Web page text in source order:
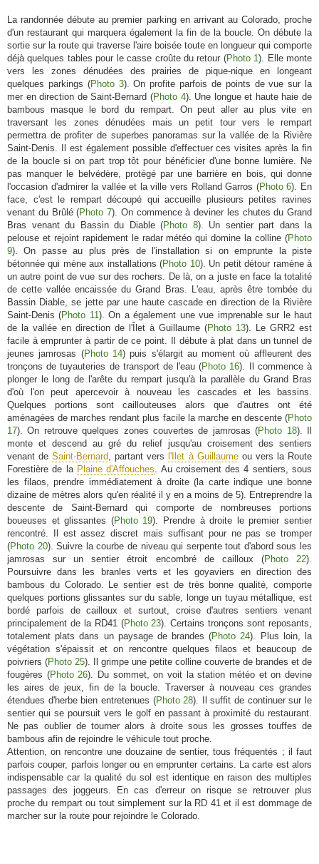
La randonnée débute au premier parking en arrivant au Colorado, proche
d'un restaurant qui marquera également la fin de la boucle. On débute la
sortie sur la route qui traverse l'aire boisée toute en longueur qui comporte
déjà quelques tables pour le casse croûte du retour (Photo 1). Elle monte
vers les zones dénudées des prairies de pique-nique en longeant
quelques parkings (Photo 3). On profite parfois de points de vue sur la
mer en direction de Saint-Bernard (Photo 4). Une longue et haute haie de
bambous masque le bord du rempart. On peut aller au plus vite en
traversant les zones dénudées mais un petit tour vers le rempart
permettra de profiter de superbes panoramas sur la vallée de la Rivière
Saint-Denis. Il est également possible d'effectuer ces visites après la fin
de la boucle si on part trop tôt pour bénéficier d'une bonne lumière. Ne
pas manquer le belvédère, protégé par une barrière en bois, qui donne
l'occasion d'admirer la vallée et la ville vers Rolland Garros (Photo 6). En
face, c'est le rempart découpé qui accueille plusieurs petites ravines
venant du Brûlé (Photo 7). On commence à deviner les chutes du Grand
Bras venant du Bassin du Diable (Photo 8). Un sentier part dans la
pelouse et rejoint rapidement le radar météo qui domine la colline (Photo
9). On passe au plus près de l'installation si on emprunte la piste
bétonnée qui mène aux installations (Photo 10). Un petit détour ramène à
un autre point de vue sur des rochers. De là, on a juste en face la totalité
de cette vallée encaissée du Grand Bras. L'eau, après être tombée du
Bassin Diable, se jette par une haute cascade en direction de la Rivière
Saint-Denis (Photo 11). On a également une vue imprenable sur le haut
de la vallée en direction de l'Îlet à Guillaume (Photo 13). Le GRR2 est
facile à emprunter à partir de ce point. Il débute à plat dans un tunnel de
jeunes jamrosas (Photo 14) puis s'élargit au moment où affleurent des
tronçons de tuyauteries de transport de l'eau (Photo 16). Il commence à
plonger le long de l'arête du rempart jusqu'à la parallèle du Grand Bras
d'où l'on peut apercevoir à nouveau les cascades et les bassins.
Quelques portions sont caillouteuses alors que d'autres ont été
aménagées de marches rendant plus facile la marche en descente (Photo
17). On retrouve quelques zones couvertes de jamrosas (Photo 18). Il
monte et descend au gré du relief jusqu'au croisement des sentiers
venant deSaint-Bernard , partant versl'Ilet à Guillaumeou vers la Route
Forestière de la Plaine d'Affouches . Au croisement des 4 sentiers, sous
les filaos, prendre immédiatement à droite (la carte indique une bonne
dizaine de mètres alors qu'en réalité il y en a moins de 5). Entreprendre la
descente de Saint-Bernard qui comporte de nombreuses portions
boueuses et glissantes (Photo 19). Prendre à droite le premier sentier
rencontré. Il est assez discret mais suffisant pour ne pas se tromper
(Photo 20). Suivre la courbe de niveau qui serpente tout d'abord sous les
jamrosas sur un sentier étroit encombré de cailloux (Photo 22).
Poursuivre dans les branles verts et les goyaviers en direction des
bambous du Colorado. Le sentier est de très bonne qualité, comporte
quelques portions glissantes sur du sable, longe un tuyau métallique, est
bordé parfois de cailloux et surtout, croise d'autres sentiers venant
principalement de la RD41 (Photo 23). Certains tronçons sont reposants,
totalement plats dans un paysage de brandes (Photo 24). Plus loin, la
végétation s'épaissit et on rencontre quelques filaos et beaucoup de
poivriers (Photo 25). Il grimpe une petite colline couverte de brandes et de
fougères (Photo 26). Du sommet, on voit la station météo et on devine
les aires de jeux, fin de la boucle. Traverser à nouveau ces grandes
étendues d'herbe bien entretenues (Photo 28). Il suffit de continuer sur le
sentier qui se poursuit vers le golf en passant à proximité du restaurant.
Ne pas oublier de tourner alors à droite sous les grosses touffes de
bambous afin de rejoindre le véhicule tout proche.
Attention, on rencontre une douzaine de sentier, tous fréquentés ; il faut
parfois couper, parfois longer ou en emprunter certains. La carte est alors
indispensable car la qualité du sol est identique en raison des multiples
passages des joggeurs. En cas d'erreur on risque se retrouver plus
proche du rempart ou tout simplement sur la RD 41 et il est dommage de
marcher sur la route pour rejoindre le Colorado.